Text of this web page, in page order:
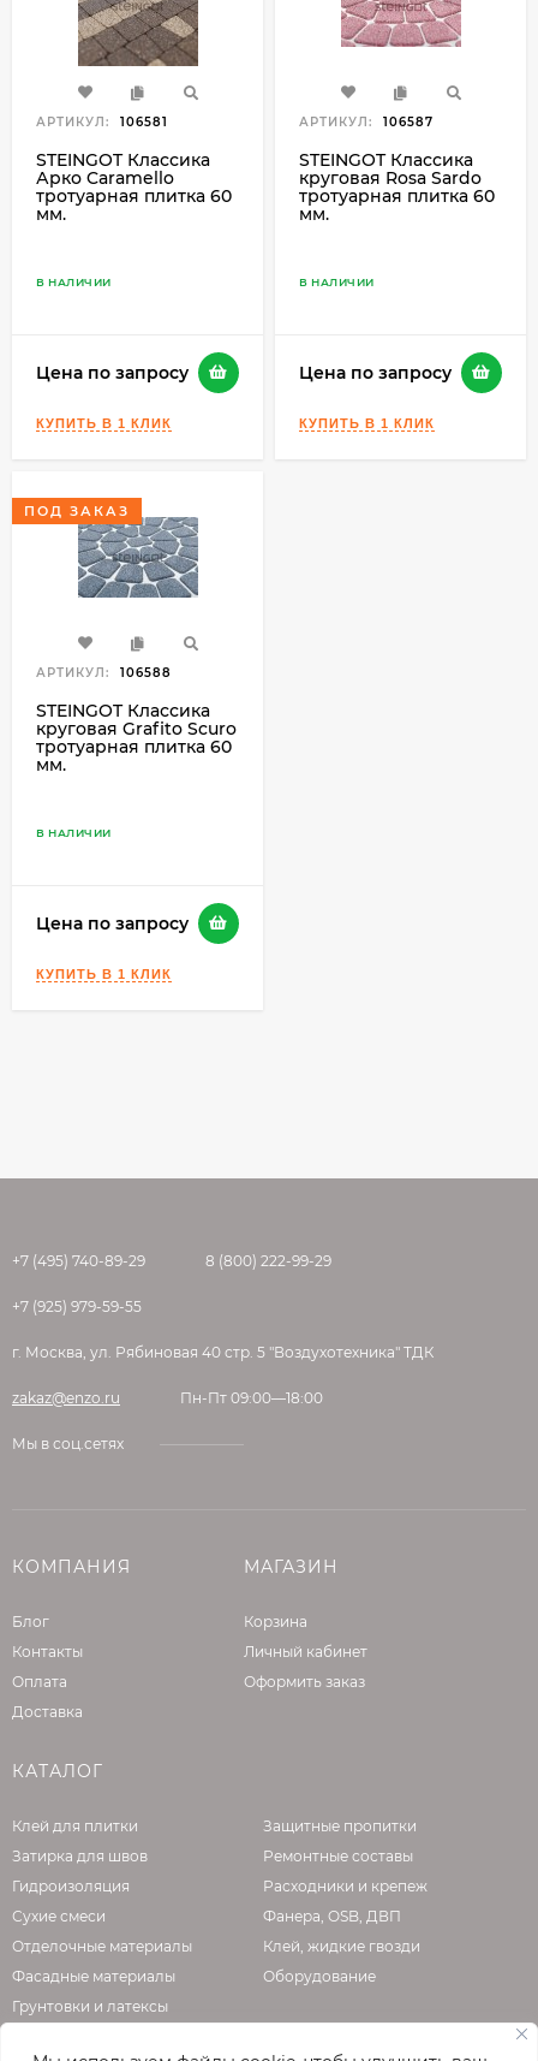
АРТИКУЛ: 106581
STEINGOT Классика
Арко Caramello
тротуарная плитка 60
мм.
В НАЛИЧИИ
Цена по запросу
АРТИКУЛ: 106587
STEINGOT Классика
круговая Rosa Sardo
тротуарная плитка 60
мм.
В НАЛИЧИИ
Цена по запросу
ПОД ЗАКАЗ
АРТИКУЛ: 106588
STEINGOT Классика
круговая Grafito Scuro
тротуарная плитка 60
мм.
В НАЛИЧИИ
Цена по запросу
+7 (495) 740-89-29 8 (800) 222-99-29
+7 (925) 979-59-55
г. Москва, ул. Рябиновая 40 стр. 5 "Воздухотехника" ТДК
zakaz@enzo.ru Пн-Пт 09:00—18:00
Мы в соц.сетях
КОМПАНИЯ
Блог
Контакты
Оплата
Доставка
МАГАЗИН
Корзина
Личный кабинет
Оформить заказ
КАТАЛОГ
Клей для плитки
Затирка для швов
Гидроизоляция
Сухие смеси
Отделочные материалы
Фасадные материалы
Грунтовки и латексы
Защитные пропитки
Ремонтные составы
Расходники и крепеж
Фанера, OSB, ДВП
Клей, жидкие гвозди
Оборудование